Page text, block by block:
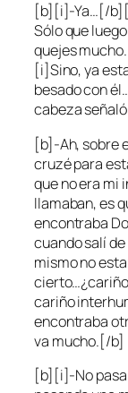
[b][i]-Ya…[/
Sólo que
quejes
[i]Sino, ya
besado con
cabeza
[b]-Ah, sobre
cruzé para
que no era mi
llamaban, es
encontraba
cuando salí
mismo no
cariño
encontraba
va mucho.[/b]
[b][i]-No